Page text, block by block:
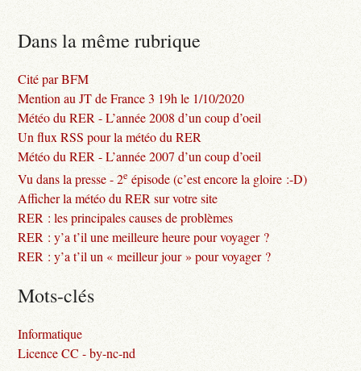
Dans la même rubrique
Cité par BFM
Mention au JT de France 3 19h le 1/10/2020
Météo du RER - L’année 2008 d’un coup d’oeil
Un flux RSS pour la météo du RER
Météo du RER - L’année 2007 d’un coup d’oeil
Vu dans la presse - 2e épisode (c’est encore la gloire :-D)
Afficher la météo du RER sur votre site
RER : les principales causes de problèmes
RER : y’a t’il une meilleure heure pour voyager ?
RER : y’a t’il un « meilleur jour » pour voyager ?
Mots-clés
Informatique
Licence CC - by-nc-nd